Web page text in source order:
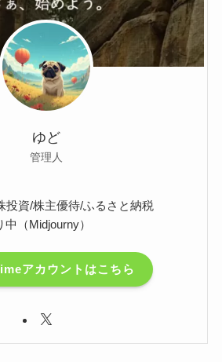
ゆど
管理人
投資/株主優待/ふるさと納税
（Midjourny）
アカウントはこちら